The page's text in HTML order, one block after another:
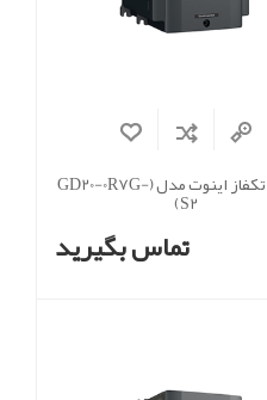
اینورتر تکفاز اینوت مدل (GD20-0R7G-
S2)
تماس بگیرید